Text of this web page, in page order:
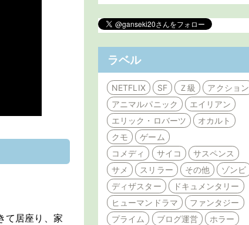
て居座り、家
ラベル
NETFLIX SF Ｚ級
アクション
アニマルパニック
エイリアン
エリック・ロバーツ
オカルト
クモ
ゲーム
コメディ
サイコ
サスペンス
サメ
スリラー その他
ゾンビ
ディザスター
ドキュメンタリー
ヒューマンドラマ
ファンタジー
プライム
ブログ運営
ホラー